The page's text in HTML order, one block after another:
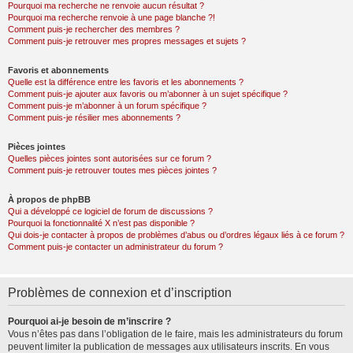
Pourquoi ma recherche ne renvoie aucun résultat ?
Pourquoi ma recherche renvoie à une page blanche ?!
Comment puis-je rechercher des membres ?
Comment puis-je retrouver mes propres messages et sujets ?
Favoris et abonnements
Quelle est la différence entre les favoris et les abonnements ?
Comment puis-je ajouter aux favoris ou m’abonner à un sujet spécifique ?
Comment puis-je m’abonner à un forum spécifique ?
Comment puis-je résilier mes abonnements ?
Pièces jointes
Quelles pièces jointes sont autorisées sur ce forum ?
Comment puis-je retrouver toutes mes pièces jointes ?
À propos de phpBB
Qui a développé ce logiciel de forum de discussions ?
Pourquoi la fonctionnalité X n’est pas disponible ?
Qui dois-je contacter à propos de problèmes d’abus ou d’ordres légaux liés à ce forum ?
Comment puis-je contacter un administrateur du forum ?
Problèmes de connexion et d’inscription
Pourquoi ai-je besoin de m’inscrire ?
Vous n’êtes pas dans l’obligation de le faire, mais les administrateurs du forum
peuvent limiter la publication de messages aux utilisateurs inscrits. En vous